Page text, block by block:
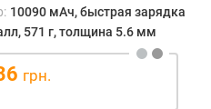
10090 мАч, быстрая зарядка
571 г, толщина 5.6 мм
грн.